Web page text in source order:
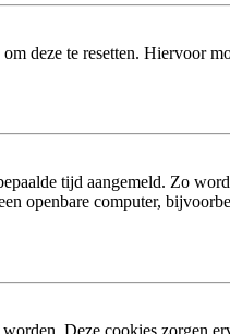
deze te resetten. Hiervoor
tijd aangemeld. Zo
openbare computer,
Deze cookies zorgen